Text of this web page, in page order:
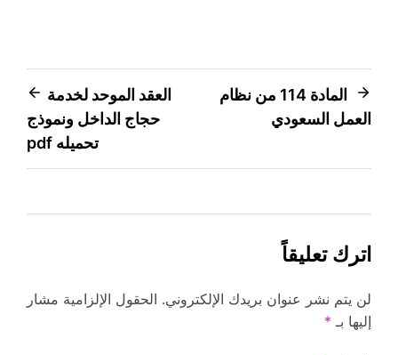
تصفّح
المقالات
المادة 114 من نظام
العمل السعودي
العقد الموحد لخدمة
حجاج الداخل ونموذج
تحميله pdf
اترك تعليقاً
لن يتم نشر عنوان بريدك الإلكتروني. الحقول الإلزامية مشار
إليها بـ *